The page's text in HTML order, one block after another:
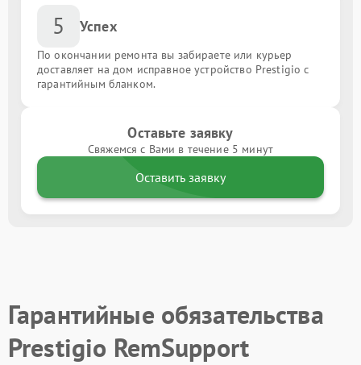
5 Успех
По окончании ремонта вы забираете или курьер
доставляет на дом исправное устройство Prestigio с
гарантийным бланком.
Оставьте заявку
Свяжемся с Вами в течение 5 минут
Оставить заявку
Гарантийные обязательства
Prestigio RemSupport